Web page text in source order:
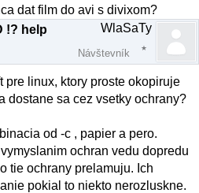
dat film do avi s divixom?
!? help
WlaSaTy
Návštevník
pre linux, ktory proste okopiruje
dostane sa cez vsetky ochrany?
od -c , papier a pero.
ochran vedu dopredu
tie ochrany prelamuju. Ich
pokial to niekto nerozluskne.